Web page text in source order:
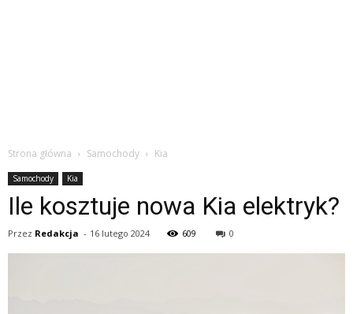
Strona główna Samochody Kia
Samochody Kia
Ile kosztuje nowa Kia elektryk?
Przez Redakcja - 16 lutego 2024 609 0